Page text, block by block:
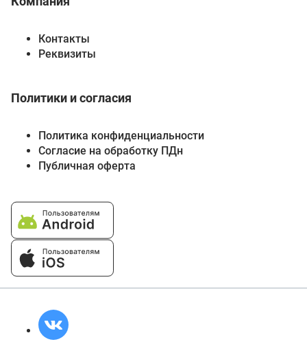
Контакты
Реквизиты
Политики и согласия
Политика конфиденциальности
Согласие на обработку ПДн
Публичная оферта